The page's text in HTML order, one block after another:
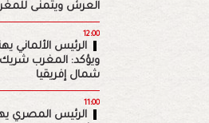
العرش ويتمنى
12:00
الرئيس الألماني
ويؤكد: المغرب
شمال إفريقيا
11:00
الرئيس المصري